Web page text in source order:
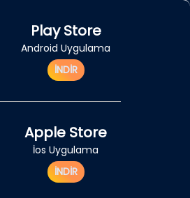
Play Store
Android Uygulama
İNDİR
Apple Store
İos Uygulama
İNDİR